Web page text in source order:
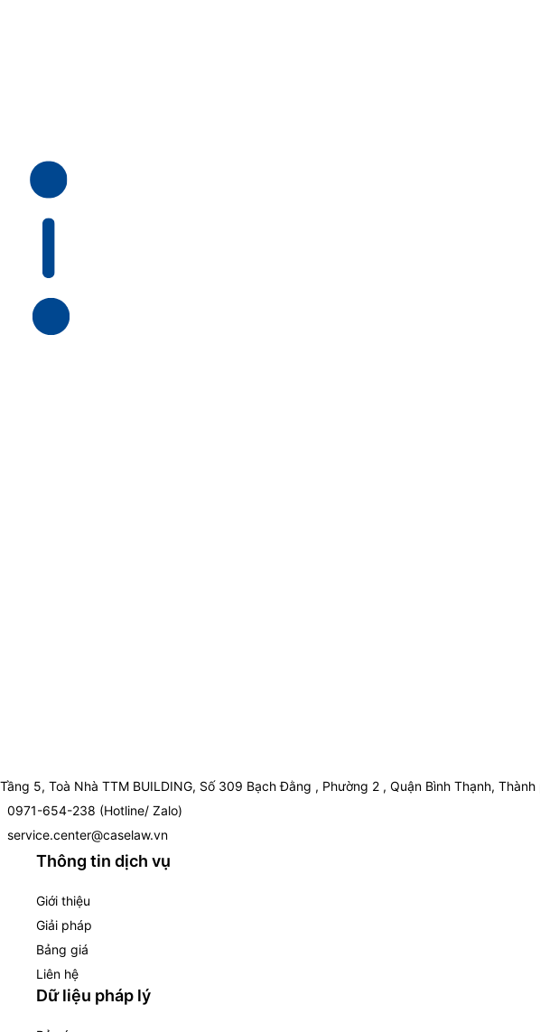
Tầng 5, Toà Nhà TTM BUILDING, Số 309 Bạch Đằng , Phường 2 , Quận Bình Thạnh, Thành
0971-654-238 (Hotline/ Zalo)
service.center@caselaw.vn
Thông tin dịch vụ
Giới thiệu
Giải pháp
Bảng giá
Liên hệ
Dữ liệu pháp lý